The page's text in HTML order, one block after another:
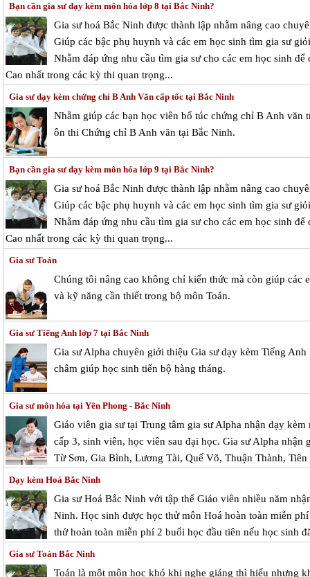
Bạn cần gia sư dạy kèm môn hóa lớp 8 tại Bắc Ninh?
Gia sư hoá Bắc Ninh được thành lập nhằm nâng cao
Giúp các bậc phụ huynh và các em học sinh tìm gia sư
Nhằm đáp ứng nhu cầu tìm gia sư cho các em học sinh
Cao nhất trong các kỳ thi quan trọng...
Gia sư dạy kèm chứng chỉ B Anh Văn cấp tốc tại Bắc Ninh
Nhằm giúp các bạn học viên bổ túc chứng chỉ B Anh văn
ôn thi Chứng chỉ B Anh văn tại Bắc Ninh.
Bạn cần gia sư dạy kèm môn hóa lớp 9 tại Bắc Ninh?
Gia sư hoá Bắc Ninh được thành lập nhằm nâng cao
Giúp các bậc phụ huynh và các em học sinh tìm gia sư
Nhằm đáp ứng nhu cầu tìm gia sư cho các em học sinh
Cao nhất trong các kỳ thi quan trọng...
Gia sư Toán
Chúng tôi nâng cao không chỉ kiến thức mà còn giúp các
và kỹ năng cần thiết trong bộ môn Toán.
Gia sư Tiếng Anh lớp 7 tại Bắc Ninh
Gia sư Alpha chuyên giới thiệu Gia sư dạy kèm Tiếng
châm giúp học sinh tiến bộ hàng tháng.
Gia sư môn hóa tại Yên Phong - Bắc Ninh
Giáo viên gia sư tại Trung tâm gia sư Alpha nhận dạy
cấp 3, sinh viên, học viên sau đại học. Gia sư Alpha
Từ Sơn, Gia Bình, Lương Tài, Quế Võ, Thuận Thành,
Dạy kèm Hoá Bắc Ninh
Gia sư Hoá Bắc Ninh với tập thể Giáo viên nhiều năm
Ninh. Học sinh được học thử môn Hoá hoàn toàn miễn
thử hoàn toàn miễn phí 2 buổi học đầu tiên nếu học sinh
Gia sư Toán Bắc Ninh
Toán là một môn học khó khi nghe giảng thì hiểu nhưng